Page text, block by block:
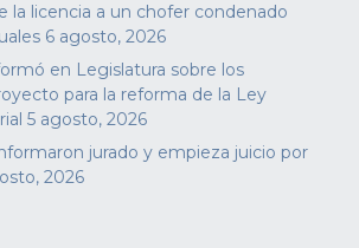
la licencia a un chofer condenado
6 agosto, 2026
en Legislatura sobre los
para la reforma de la Ley
5 agosto, 2026
jurado y empieza juicio por
2026